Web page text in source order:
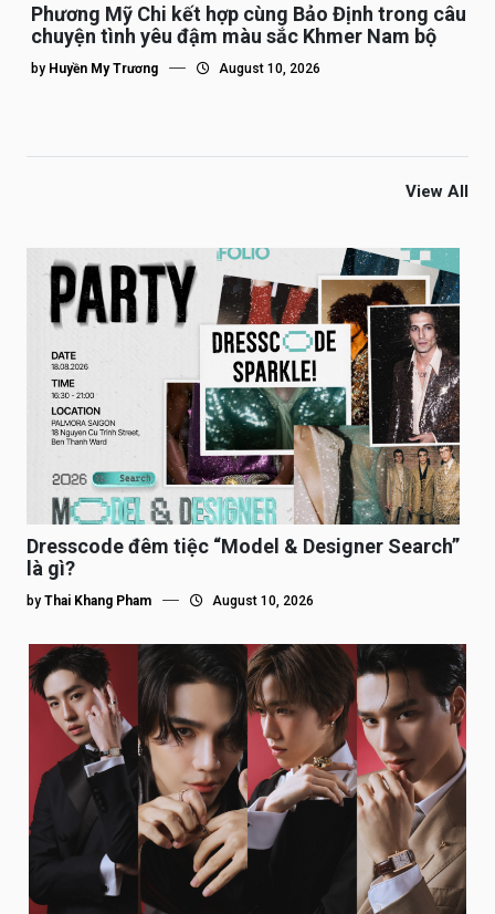
Phương Mỹ Chi kết hợp cùng Bảo Định trong câu
chuyện tình yêu đậm màu sắc Khmer Nam bộ
by Huyền My Trương August 10, 2026
View All
Dresscode đêm tiệc “Model & Designer Search”
là gì?
by Thai Khang Pham August 10, 2026